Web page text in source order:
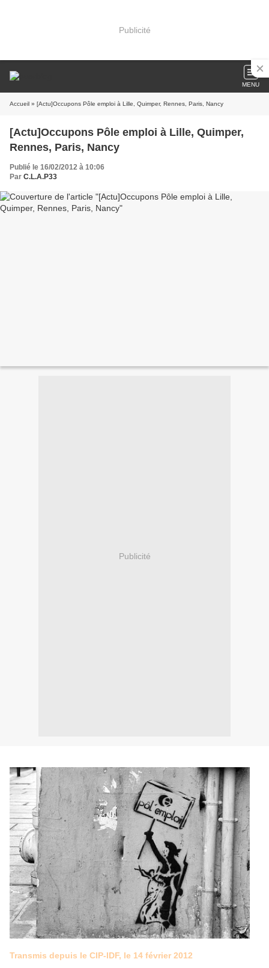
Publicité
MENU
Accueil » [Actu]Occupons Pôle emploi à Lille, Quimper, Rennes, Paris, Nancy
[Actu]Occupons Pôle emploi à Lille, Quimper,
Rennes, Paris, Nancy
Publié le 16/02/2012 à 10:06
Par C.L.A.P33
Publicité
Transmis depuis le CIP-IDF, le 14 février 2012